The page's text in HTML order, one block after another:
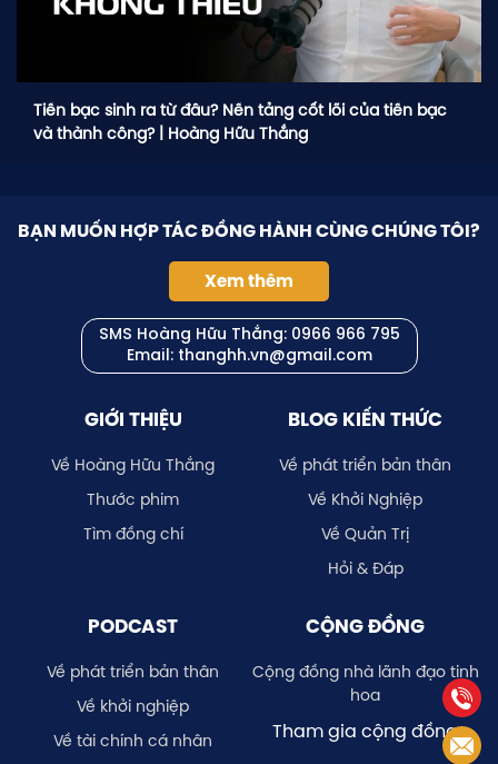
Tiền bạc sinh ra từ đâu? Nền tảng cốt lõi của tiền bạc
và thành công? | Hoàng Hữu Thắng
BẠN MUỐN HỢP TÁC ĐỒNG HÀNH CÙNG CHÚNG TÔI?
Xem thêm
SMS Hoàng Hữu Thắng: 0966 966 795
Email: thanghh.vn@gmail.com
GIỚI THIỆU
Về Hoàng Hữu Thắng
Thước phim
Tìm đồng chí
BLOG KIẾN THỨC
Về phát triển bản thân
Về Khởi Nghiệp
Về Quản Trị
Hỏi & Đáp
PODCAST
Về phát triển bản thân
Về khởi nghiệp
Về tài chính cá nhân
CỘNG ĐỒNG
Cộng đồng nhà lãnh đạo tinh
hoa
Tham gia cộng đồng